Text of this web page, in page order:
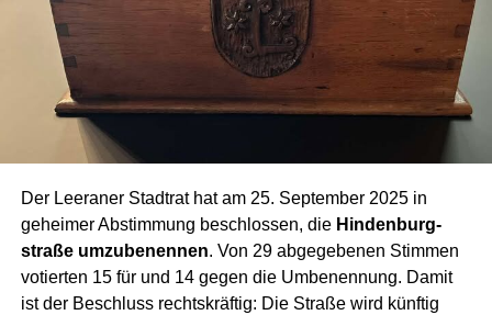
Der Leera­ner Stadt­rat hat am 25. Sep­tem­ber 2025 in
gehei­mer Abstim­mung beschlos­sen, die Hin­den­burg­
stra­ße umzu­be­nen­nen. Von 29 abge­ge­be­nen Stim­men
votier­ten 15 für und 14 gegen die Umbe­nen­nung. Damit
ist der Beschluss rechts­kräf­tig: Die Stra­ße wird künf­tig